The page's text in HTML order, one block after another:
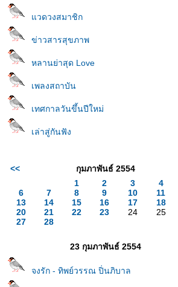
วดวงสมาชิก
ข่าวสารสุขภาพ
หลานย่าสุด Love
เพลงสถาบัน
เทศกาลวันขึ้นปีใหม่
เล่าสู่กันฟัง
<< กุมภาพันธ์ 2554
1
2 3 4
6
7 8 9 10 11
13
14 15 16 17 18
20
21 22 23 24 25
27
28
23 กุมภาพันธ์ 2554
จงรัก - ทิพย์วรรณ ปิ่นภิบาล